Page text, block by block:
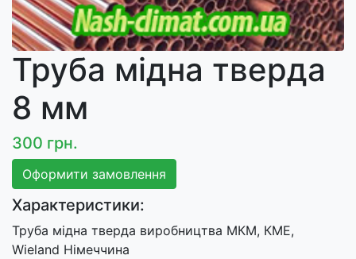
Труба мідна тверда
8 мм
300 грн.
Оформити замовлення
Характеристики:
Труба мідна тверда виробництва МКМ, КМЕ,
Wieland Німеччина